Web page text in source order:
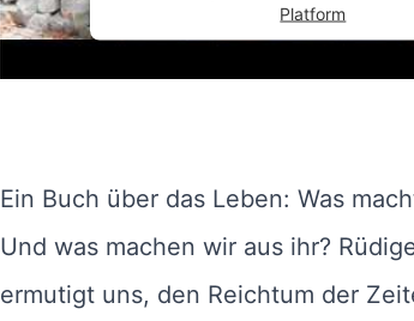
Platform
Ein Buch über das Leben: Was
Und was machen wir aus ihr?
ermutigt uns, den Reichtum der